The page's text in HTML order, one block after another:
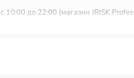
до 22:00 (магазин IRISK